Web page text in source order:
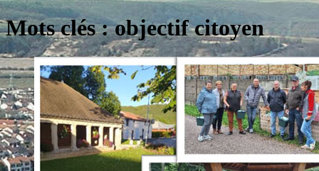
Mots clés : objectif citoyen